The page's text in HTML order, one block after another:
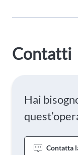
Contatti
Hai
Contatta